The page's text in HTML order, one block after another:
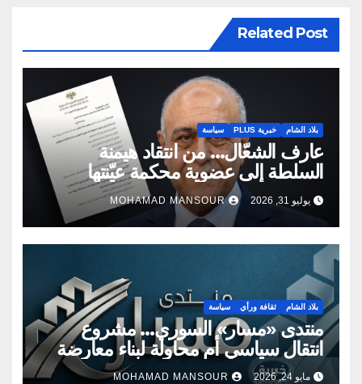
Related Post
بلاد الشام خبرية PLUS سياسة
عارف الشعّال… من انتقاد هيمنة
السلطة إلى عضوية محكمة عيّنتها
السلطة
يوليو 31, 2026 MOHAMAD MANSOUR
بلاد الشام ثقافة ورأي سياسة
منتدى «مسار» السوري… مشروع
انتقال سياسي أم محاولة لبناء معارضة
جديدة؟
مايو 24, 2026 MOHAMAD MANSOUR